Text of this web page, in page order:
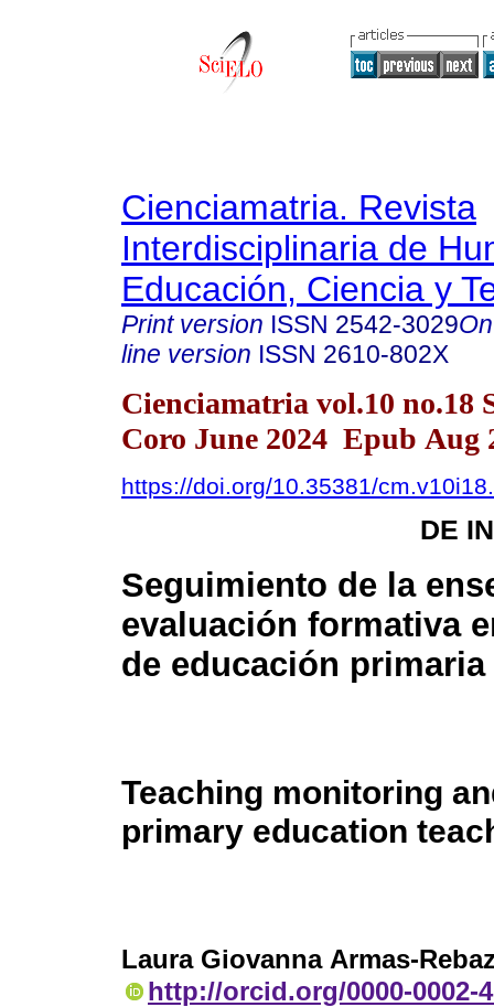
Cienciamatria. Revista
Interdisciplinaria de
Educación, Ciencia y
Print version ISSN 2542-3029
line version ISSN 2610-802X
Cienciamatria vol.10 no.18
Coro June 2024 Epub Aug
https://doi.org/10.35381/
DE
Seguimiento de la
evaluación formativa
de educación primaria
Teaching monitoring
primary education
Laura Giovanna Armas-
http://orcid.org/0000-0002-